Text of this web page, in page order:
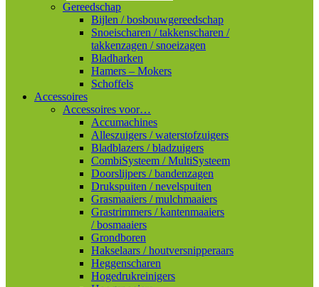
Gereedschap
Bijlen / bosbouwgereedschap
Snoeischaren / takkenscharen /
takkenzagen / snoeizagen
Bladharken
Hamers – Mokers
Schoffels
Accessoires
Accessoires voor…
Accumachines
Alleszuigers / waterstofzuigers
Bladblazers / bladzuigers
CombiSysteem / MultiSysteem
Doorslijpers / bandenzagen
Drukspuiten / nevelspuiten
Grasmaaiers / mulchmaaiers
Grastrimmers / kantenmaaiers
/ bosmaaiers
Grondboren
Hakselaars / houtversnipperaars
Heggenscharen
Hogedrukreinigers